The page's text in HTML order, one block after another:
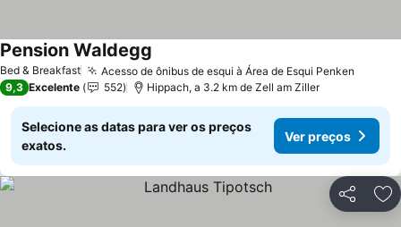
Bed & Breakfast Acesso de ônibus de esqui à Área de Esqui Penken
Pension Waldegg
9,3 Excelente 552 Hippach, a 3.2 km de Zell am Ziller
Selecione as datas para ver os preços
exatos.
Ver preços
Partilhar